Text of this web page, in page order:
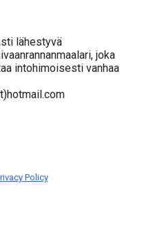
lähestyvä
joka
intohimoisesti vanhaa
Policy